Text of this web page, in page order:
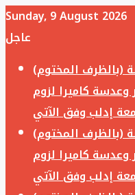
Sunday, 9 August 2026
عاجل
(بالظرف المختوم)
وعدسة كاميرا لزوم
(بالظرف المختوم)
وعدسة كاميرا لزوم